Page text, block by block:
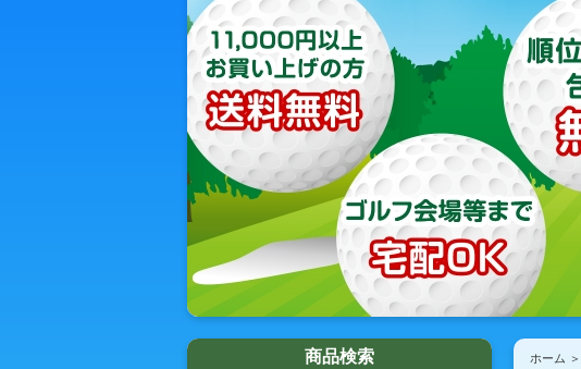
ホーム
商品検索